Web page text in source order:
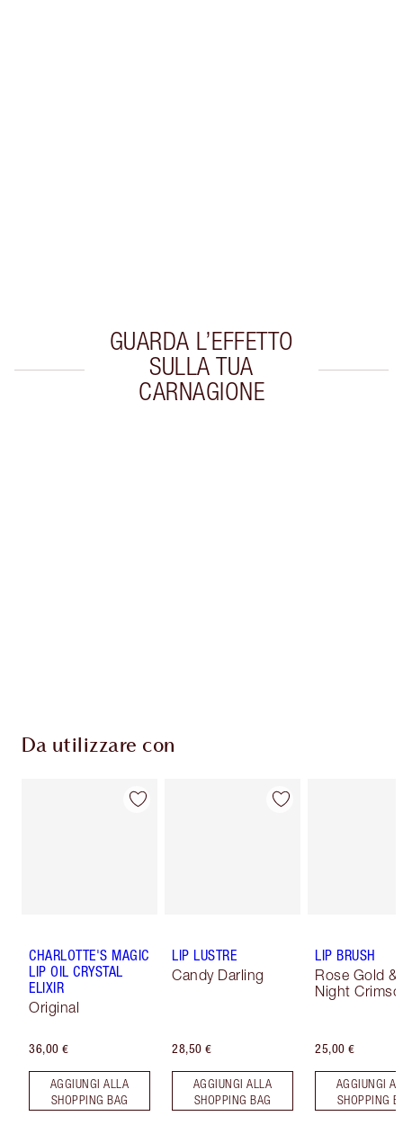
GUARDA L’EFFETTO
SULLA TUA
CARNAGIONE
Da utilizzare con
CHARLOTTE'S MAGIC
LIP OIL CRYSTAL
ELIXIR
Original
36,00 €
AGGIUNGI ALLA
SHOPPING BAG
LIP LUSTRE
Candy Darling
28,50 €
AGGIUNGI ALLA
SHOPPING BAG
LIP BRUSH
Rose Gold &
Night
25,00 €
AGGIUNGI
SHOPPING